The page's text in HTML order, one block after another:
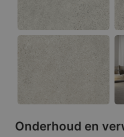
Onderhoud en